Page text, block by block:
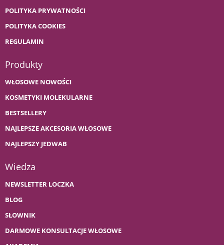
POLITYKA PRYWATNOŚCI
POLITYKA COOKIES
REGULAMIN
Produkty
WŁOSOWE NOWOŚCI
KOSMETYKI MOLEKULARNE
BESTSELLERY
NAJLEPSZE AKCESORIA WŁOSOWE
NAJLEPSZY JEDWAB
Wiedza
NEWSLETTER LOCZKA
BLOG
SŁOWNIK
DARMOWE KONSULTACJE WŁOSOWE